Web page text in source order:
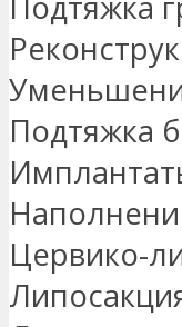
Подтяжка
Цервико-